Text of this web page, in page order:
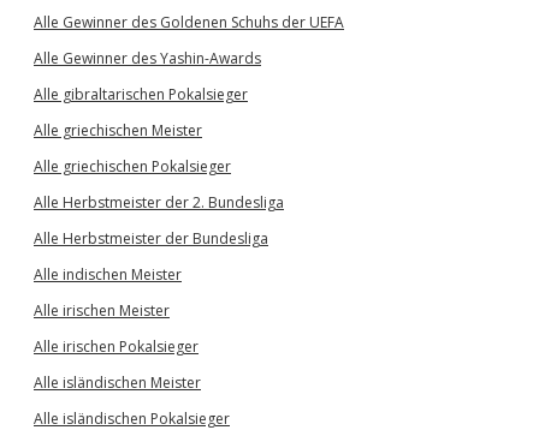
Alle Gewinner des Goldenen Schuhs der UEFA
Alle Gewinner des Yashin-Awards
Alle gibraltarischen Pokalsieger
Alle griechischen Meister
Alle griechischen Pokalsieger
Alle Herbstmeister der 2. Bundesliga
Alle Herbstmeister der Bundesliga
Alle indischen Meister
Alle irischen Meister
Alle irischen Pokalsieger
Alle isländischen Meister
Alle isländischen Pokalsieger